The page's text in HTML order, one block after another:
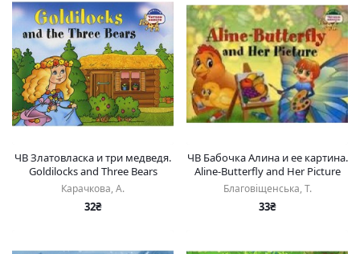
ЧВ Златовласка и три медведя.
Goldilocks and Three Bears
Карачкова, А.
32₴
ЧВ Бабочка Алина и ее картина.
Aline-Butterfly and Her Picture
Благовіщенська, Т.
33₴